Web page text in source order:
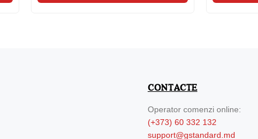
CONTACTE
Operator comenzi online:
(+373) 60 332 132
support@gstandard.md